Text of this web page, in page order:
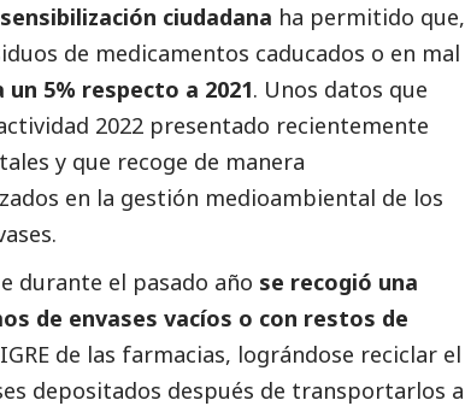
ciudadana ha permitido que,
de medicamentos caducados o en mal
un 5% respecto a 2021. Unos datos que
2022 presentado recientemente
y que recoge de manera
en la gestión medioambiental de los
durante el pasado año se recogió una
de envases vacíos o con restos de
de las farmacias, lográndose reciclar el
depositados después de transportarlos a